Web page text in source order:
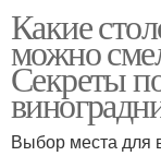
Какие
можно
Секреты
Выбор места для